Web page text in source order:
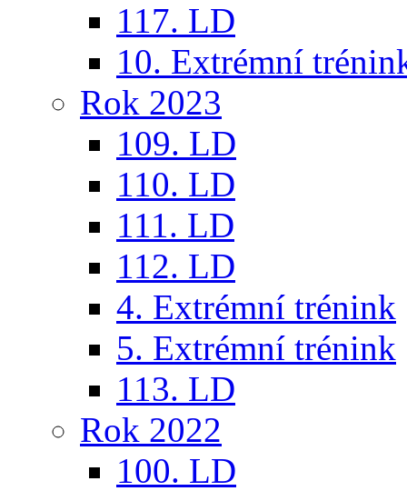
117. LD
10. Extrémní
Rok 2023
109. LD
110. LD
111. LD
112. LD
4. Extrémní trénink
5. Extrémní trénink
113. LD
Rok 2022
100. LD